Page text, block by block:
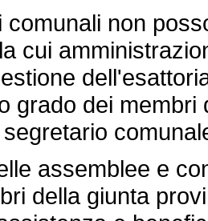
non
cui
grado dei
assemblee e
della giunta